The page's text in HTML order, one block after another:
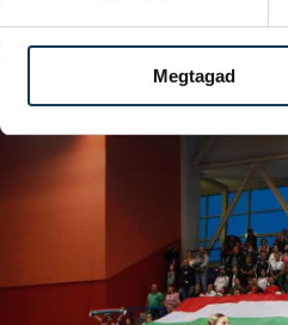
Megtagad